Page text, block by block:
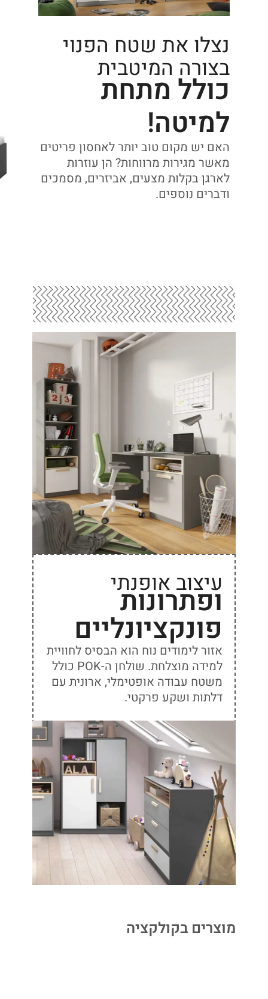
נצלו את שטח הפנוי
בצורה המיטבית
כולל מתחת
למיטה!
האם יש מקום טוב יותר לאחסון פריטים
מאשר מגירות מרווחות? הן עוזרות
לארגן בקלות מצעים, אביזרים, מסמכים
ודברים נוספים.
עיצוב אופנתי
ופתרונות
פונקציונליים
אזור לימודים נוח הוא הבסיס לחוויית
למידה מוצלחת. שולחן ה-POK כולל
משטח עבודה אופטימלי, ארונית עם
דלתות ושקע פרקטי.
מוצרים בקולקציה